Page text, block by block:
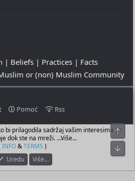
| Beliefs | Practices | Facts
or (non) Muslim Community
Pomoć Rss
- 08-08-2026
Community Platform ®
bi prilagodila sadržaj vašim interesima za
dok ste na mreži. ...Više...
INFO&TERMS )
Uredu
Više…
Top